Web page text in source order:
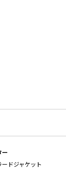
ー
ードジャケット